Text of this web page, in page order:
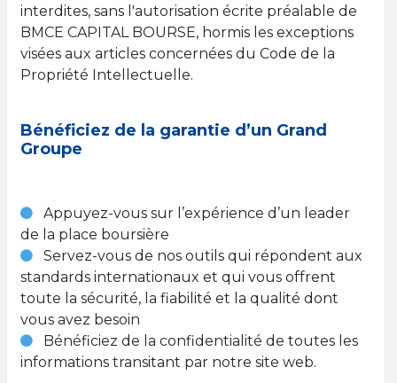
interdites, sans l'autorisation écrite préalable de
BMCE CAPITAL BOURSE, hormis les exceptions
visées aux articles concernées du Code de la
Propriété Intellectuelle.
Bénéficiez de la garantie d’un Grand
Groupe
Appuyez-vous sur l’expérience d’un leader
de la place boursière
Servez-vous de nos outils qui répondent aux
standards internationaux et qui vous offrent
toute la sécurité, la fiabilité et la qualité dont
vous avez besoin
Bénéficiez de la confidentialité de toutes les
informations transitant par notre site web.